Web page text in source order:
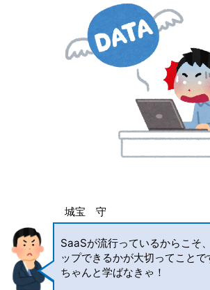
城宝 守
SaaSが流行っているからこそ
ップできるかが大切ってことで
ちゃんと学ばなきゃ！